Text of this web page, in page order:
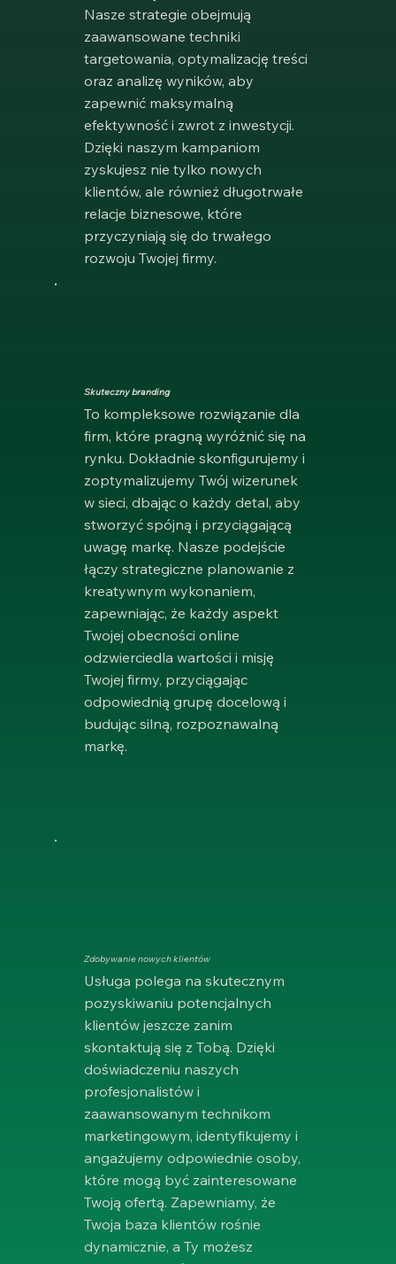
Nasze strategie obejmują
zaawansowane techniki
targetowania, optymalizację treści
oraz analizę wyników, aby
zapewnić maksymalną
efektywność i zwrot z inwestycji.
Dzięki naszym kampaniom
zyskujesz nie tylko nowych
klientów, ale również długotrwałe
relacje biznesowe, które
przyczyniają się do trwałego
rozwoju Twojej firmy.
Skuteczny branding
To kompleksowe rozwiązanie dla
firm, które pragną wyróżnić się na
rynku. Dokładnie skonfigurujemy i
zoptymalizujemy Twój wizerunek
w sieci, dbając o każdy detal, aby
stworzyć spójną i przyciągającą
uwagę markę. Nasze podejście
łączy strategiczne planowanie z
kreatywnym wykonaniem,
zapewniając, że każdy aspekt
Twojej obecności online
odzwierciedla wartości i misję
Twojej firmy, przyciągając
odpowiednią grupę docelową i
budując silną, rozpoznawalną
markę.
Zdobywanie nowych klientów
Usługa polega na skutecznym
pozyskiwaniu potencjalnych
klientów jeszcze zanim
skontaktują się z Tobą. Dzięki
doświadczeniu naszych
profesjonalistów i
zaawansowanym technikom
marketingowym, identyfikujemy i
angażujemy odpowiednie osoby,
które mogą być zainteresowane
Twoją ofertą. Zapewniamy, że
Twoja baza klientów rośnie
dynamicznie, a Ty możesz